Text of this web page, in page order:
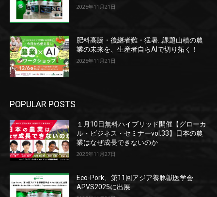
2025年11月21日
肥料高騰・後継者難・猛暑…課題山積の農
業の未来を、生産者自らAIで切り拓く！
2025年11月21日
POPULAR POSTS
１月10日無料ハイブリッド開催【グローカ
ル・ビジネス・セミナーvol.33】日本の農
業はなぜ成長できないのか
2025年11月27日
Eco-Pork、第11回アジア養豚獣医学会
APVS2025に出展